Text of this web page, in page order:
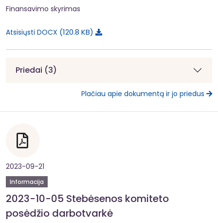
Finansavimo skyrimas
Atsisiųsti DOCX 120.8 KB
Priedai (3)
Plačiau apie dokumentą ir jo priedus
2023-09-21
Informacija
2023-10-05 Stebėsenos komiteto
posėdžio darbotvarkė